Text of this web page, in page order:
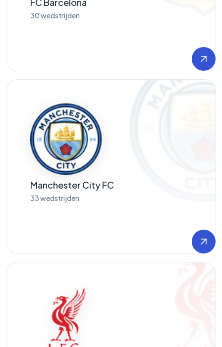
30wedstrijden
Manchester City FC
33wedstrijden